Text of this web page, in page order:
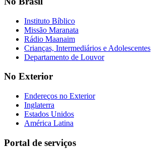
Instituto Bíblico
Missão Maranata
Rádio Maanaim
Crianças, Intermediários e Adolescentes
Departamento de Louvor
No Exterior
Endereços no Exterior
Inglaterra
Estados Unidos
América Latina
Portal de serviços